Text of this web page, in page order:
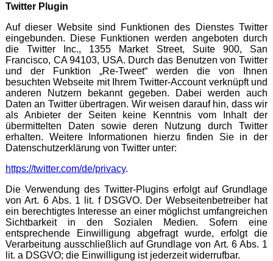
Twitter Plugin
Auf dieser Website sind Funktionen des Dienstes Twitter
eingebunden. Diese Funktionen werden angeboten durch
die Twitter Inc., 1355 Market Street, Suite 900, San
Francisco, CA 94103, USA. Durch das Benutzen von Twitter
und der Funktion „Re-Tweet“ werden die von Ihnen
besuchten Webseite mit Ihrem Twitter-Account verknüpft und
anderen Nutzern bekannt gegeben. Dabei werden auch
Daten an Twitter übertragen. Wir weisen darauf hin, dass wir
als Anbieter der Seiten keine Kenntnis vom Inhalt der
übermittelten Daten sowie deren Nutzung durch Twitter
erhalten. Weitere Informationen hierzu finden Sie in der
Datenschutzerklärung von Twitter unter:
https://twitter.com/de/privacy.
Die Verwendung des Twitter-Plugins erfolgt auf Grundlage
von Art. 6 Abs. 1 lit. f DSGVO. Der Webseitenbetreiber hat
ein berechtigtes Interesse an einer möglichst umfangreichen
Sichtbarkeit in den Sozialen Medien. Sofern eine
entsprechende Einwilligung abgefragt wurde, erfolgt die
Verarbeitung ausschließlich auf Grundlage von Art. 6 Abs. 1
lit. a DSGVO; die Einwilligung ist jederzeit widerrufbar.